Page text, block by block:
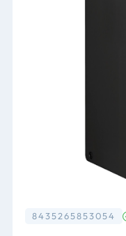
8435265853054